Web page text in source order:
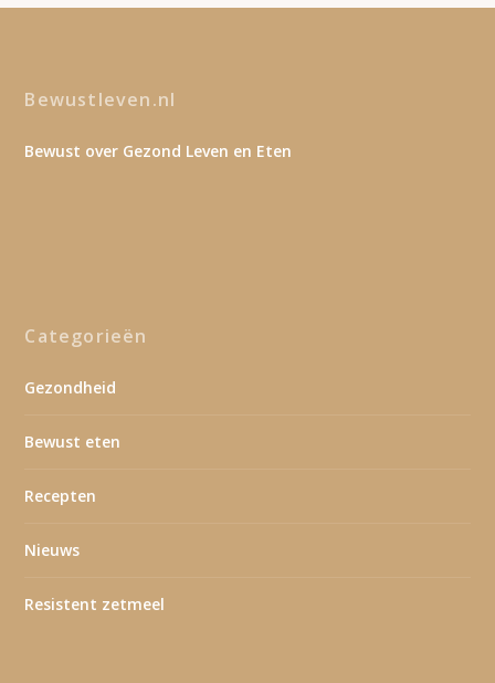
Bewustleven.nl
Bewust over Gezond Leven en Eten
Categorieën
Gezondheid
Bewust eten
Recepten
Nieuws
Resistent zetmeel